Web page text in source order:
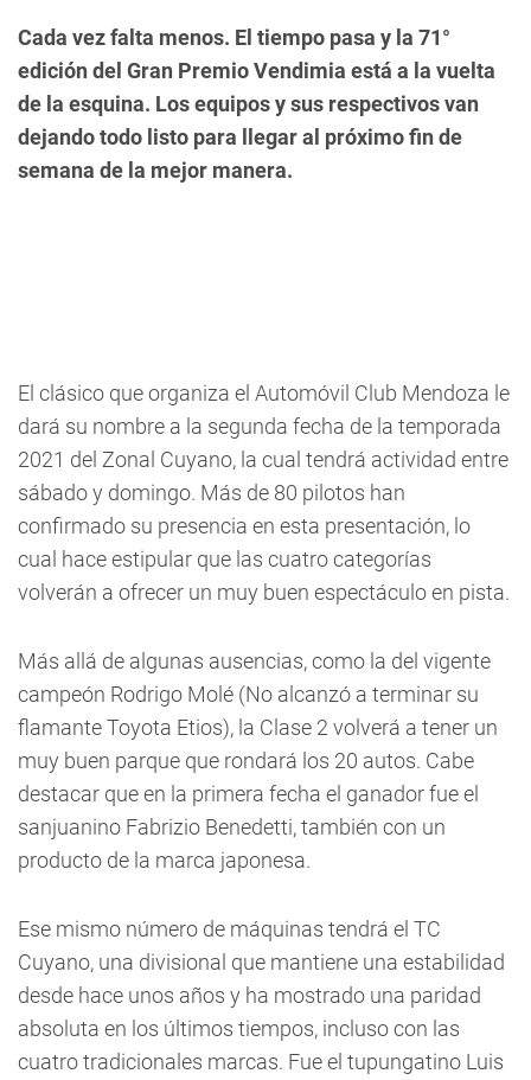
Cada vez falta menos. El tiempo pasa y la 71°
edición del Gran Premio Vendimia está a la vuelta
de la esquina. Los equipos y sus respectivos van
dejando todo listo para llegar al próximo fin de
semana de la mejor manera.
El clásico que organiza el Automóvil Club Mendoza le
dará su nombre a la segunda fecha de la temporada
2021 del Zonal Cuyano, la cual tendrá actividad entre
sábado y domingo. Más de 80 pilotos han
confirmado su presencia en esta presentación, lo
cual hace estipular que las cuatro categorías
volverán a ofrecer un muy buen espectáculo en pista.
Más allá de algunas ausencias, como la del vigente
campeón Rodrigo Molé (No alcanzó a terminar su
flamante Toyota Etios), la Clase 2 volverá a tener un
muy buen parque que rondará los 20 autos. Cabe
destacar que en la primera fecha el ganador fue el
sanjuanino Fabrizio Benedetti, también con un
producto de la marca japonesa.
Ese mismo número de máquinas tendrá el TC
Cuyano, una divisional que mantiene una estabilidad
desde hace unos años y ha mostrado una paridad
absoluta en los últimos tiempos, incluso con las
cuatro tradicionales marcas. Fue el tupungatino Luis